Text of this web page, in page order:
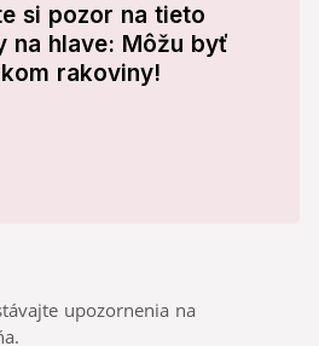
si pozor na tieto
na hlave: Môžu byť
rakoviny!
upozornenia na